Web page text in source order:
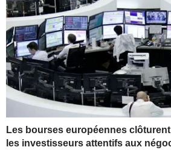
Les bourses européennes
les investisseurs attentifs aux